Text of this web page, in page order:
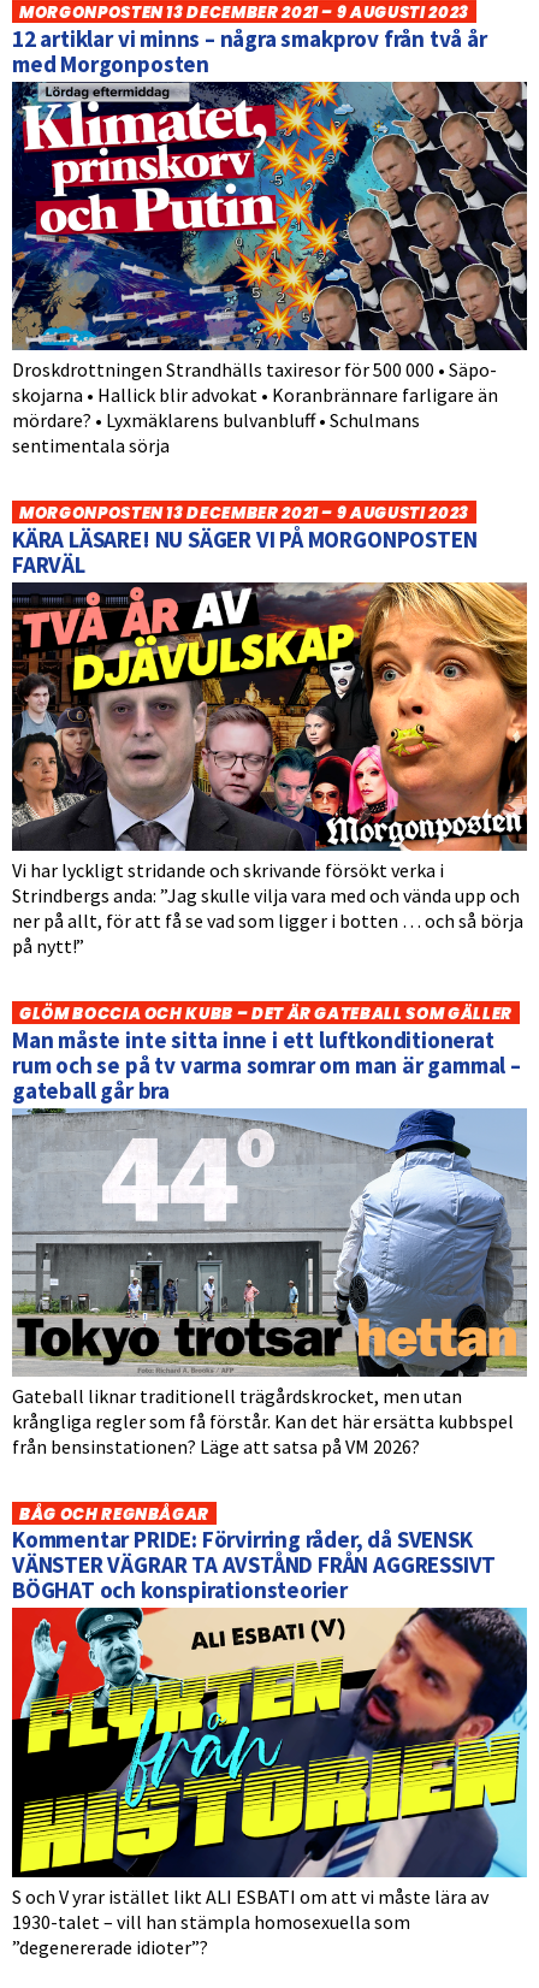
MORGONPOSTEN 13 DECEMBER 2021 – 9 AUGUSTI 2023
12 artiklar vi minns – några smakprov från två år
med Morgonposten
Droskdrottningen Strandhälls taxiresor för 500 000 • Säpo-
skojarna • Hallick blir advokat • Koranbrännare farligare än
mördare? • Lyxmäklarens bulvanbluff • Schulmans
sentimentala sörja
MORGONPOSTEN 13 DECEMBER 2021 – 9 AUGUSTI 2023
KÄRA LÄSARE! NU SÄGER VI PÅ MORGONPOSTEN
FARVÄL
Vi har lyckligt stridande och skrivande försökt verka i
Strindbergs anda: ”Jag skulle vilja vara med och vända upp och
ner på allt, för att få se vad som ligger i botten … och så börja
på nytt!”
GLÖM BOCCIA OCH KUBB – DET ÄR GATEBALL SOM GÄLLER
Man måste inte sitta inne i ett luftkonditionerat
rum och se på tv varma somrar om man är gammal –
gateball går bra
Gateball liknar traditionell trägårdskrocket, men utan
krångliga regler som få förstår. Kan det här ersätta kubbspel
från bensinstationen? Läge att satsa på VM 2026?
BÅG OCH REGNBÅGAR
Kommentar PRIDE: Förvirring råder, då SVENSK
VÄNSTER VÄGRAR TA AVSTÅND FRÅN AGGRESSIVT
BÖGHAT och konspirationsteorier
S och V yrar istället likt ALI ESBATI om att vi måste lära av
1930-talet – vill han stämpla homosexuella som
”degenererade idioter”?